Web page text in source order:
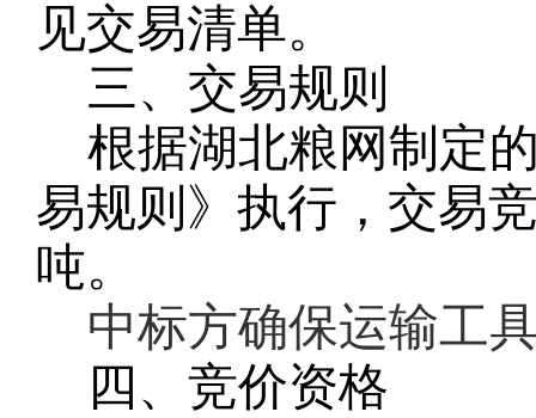
见交易清单。
三、交易规则
根据湖北粮网制定
易规则》执行，交易
吨。
中标方确保运输工
四、竞价资格